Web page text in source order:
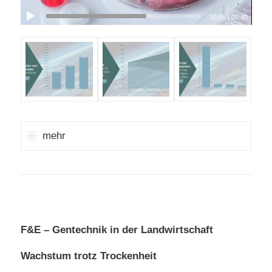
00:00 |00:40
mehr
F&E – Gentechnik in der Landwirtschaft
Wachstum trotz Trockenheit